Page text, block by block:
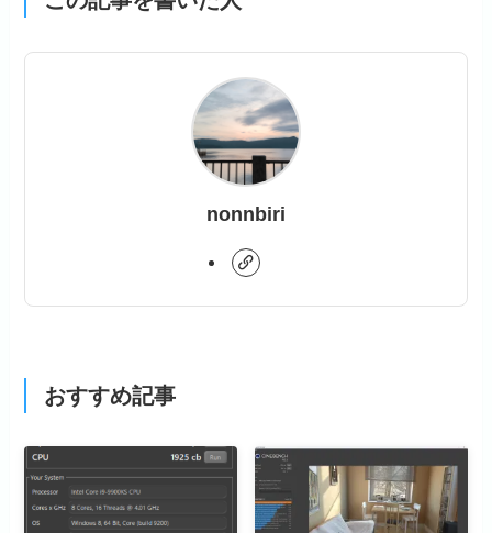
nonnbiri
おすすめ記事